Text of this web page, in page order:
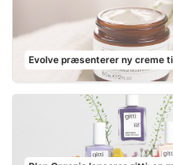
Evolve præsenterer ny creme